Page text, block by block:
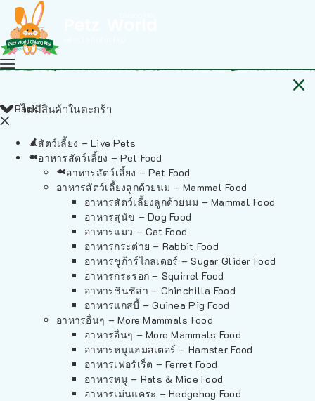
ไม่มีสินค้าในตะกร้า
Back
สัตว์เลี้ยง – Live Pets
อาหารสัตว์เลี้ยง – Pet Food
อาหารสัตว์เลี้ยง – Pet Food
อาหารสัตว์เลี้ยงลูกด้วยนม – Mammal Food
อาหารสัตว์เลี้ยงลูกด้วยนม – Mammal Food
อาหารสุนัข – Dog Food
อาหารแมว – Cat Food
อาหารกระต่าย – Rabbit Food
อาหารชูก้าร์ไกลเดอร์ – Sugar Glider Food
อาหารกระรอก – Squirrel Food
อาหารชินชิล่า – Chinchilla Food
อาหารแกสบี้ – Guinea Pig Food
อาหารอื่นๆ – More Mammals Food
อาหารอื่นๆ – More Mammals Food
อาหารหนูแฮมสเตอร์ – Hamster Food
อาหารเฟอร์เร็ต – Ferret Food
อาหารหนู – Rats & Mice Food
อาหารเม่นแคระ – Hedgehog Food